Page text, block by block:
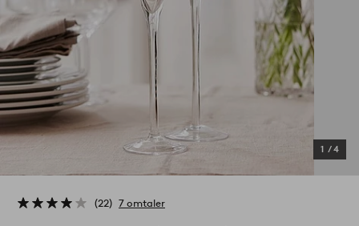
1 /4
22 7 omtaler